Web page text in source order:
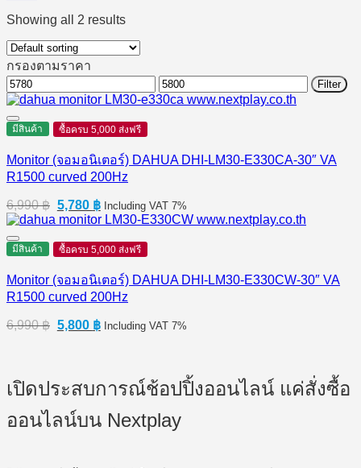
Showing all 2 results
กรองตามราคา
Min
price
Max
price
Filter
มีสินค้า ซื้อครบ 5,000 ส่งฟรี
Monitor (จอมอนิเตอร์) DAHUA DHI-LM30-E330CA-30″ VA
R1500 curved 200Hz
6,990฿ Original
price
6,990 ฿.
5,780 ฿Current
price
5,780 ฿.
Including VAT 7%
มีสินค้า ซื้อครบ 5,000 ส่งฟรี
Monitor (จอมอนิเตอร์) DAHUA DHI-LM30-E330CW-30″ VA
R1500 curved 200Hz
6,990฿ Original
5,800 ฿Current
Including VAT 7%
เปิดประสบการณ์ช้อปปิ้งออนไลน์ แค่สั่งซื้อ
ออนไลน์บน Nextplay